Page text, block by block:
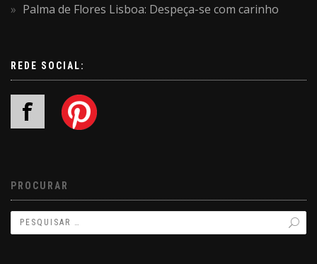
Palma de Flores Lisboa: Despeça-se com carinho
REDE SOCIAL:
PROCURAR